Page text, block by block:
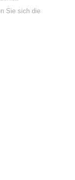
Sie sich die